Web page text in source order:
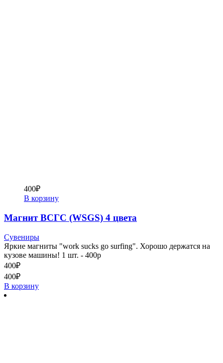
400₽
В корзину
Магнит ВСГС (WSGS) 4 цвета
Сувениры
Яркие магниты "work sucks go surfing". Хорошо держатся на
кузове машины! 1 шт. - 400р
400₽
400₽
В корзину